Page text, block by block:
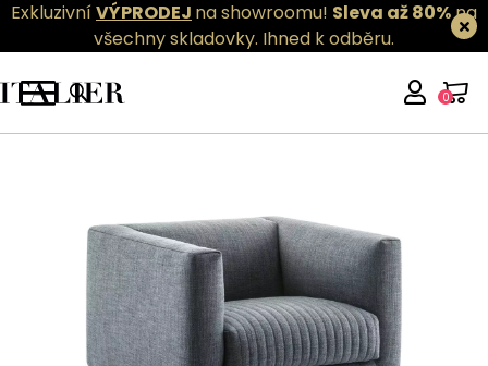
ExkluzivníVÝPRODEJ na showroomu! Sleva až 80%na
všechny skladovky. Ihned k odběru.
0